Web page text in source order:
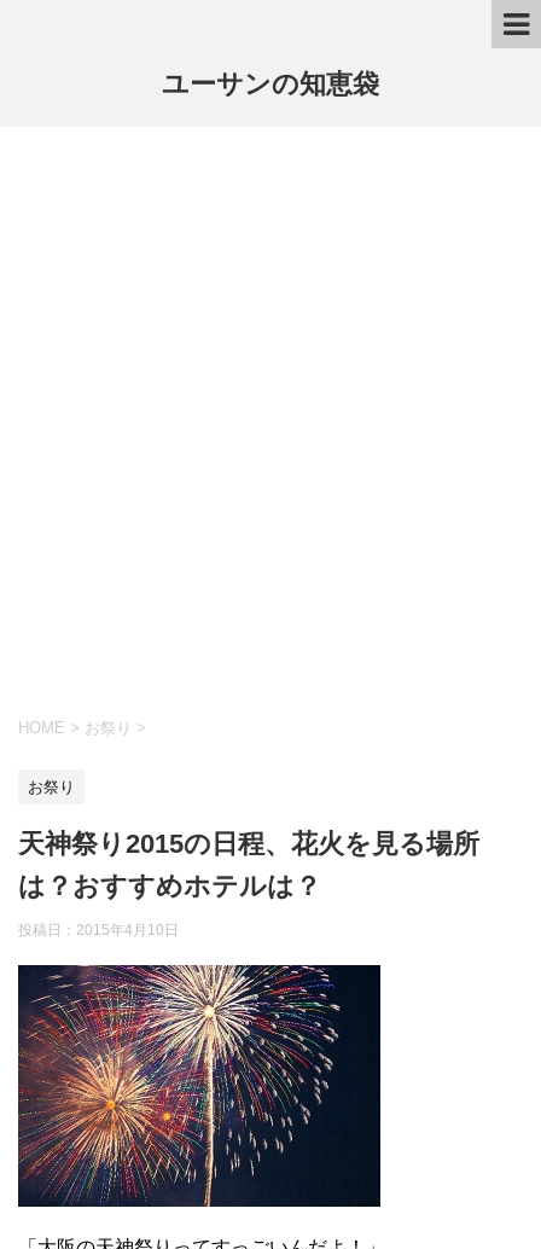
ユーサンの知恵袋
HOME > お祭り >
お祭り
天神祭り2015の日程、花火を見る場所
は？おすすめホテルは？
投稿日： 2015年4月10日